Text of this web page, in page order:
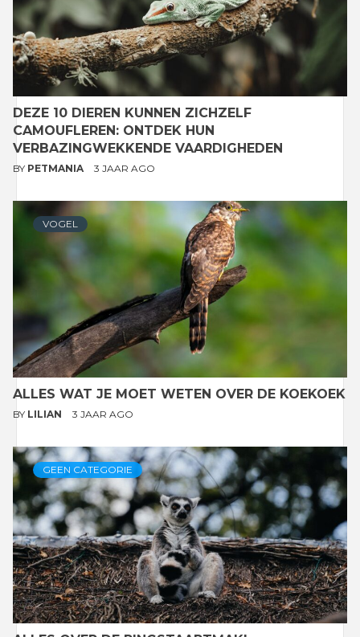
DEZE 10 DIEREN KUNNEN ZICHZELF
CAMOUFLEREN: ONTDEK HUN
VERBAZINGWEKKENDE VAARDIGHEDEN
BY PETMANIA 3 JAAR AGO
VOGEL
ALLES WAT JE MOET WETEN OVER DE KOEKOEK
BY LILIAN 3 JAAR AGO
GEEN CATEGORIE